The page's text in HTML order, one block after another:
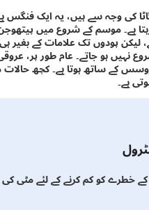
وجہ سے ہیں، یہ ایک فنگس ہے جو
موسم کے شروع میں پیتھوجن
پودوں تک علامات کے بغیر ہی
ہو جاتے۔ عام طور پر، عروقی بھورا
ساتھ ہوتا ہے۔ کچھ حالات